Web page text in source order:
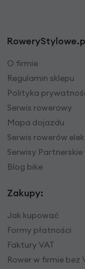
O firmie
Regulamin sklepu
Polityka
Serwis rowerowy
Mapa dojazdu
Serwis rowerów
Serwisy Partnerskie
Blog bike
Zakupy:
Jak kupować
Formy płatności
Faktury VAT
Rower w firmie bez